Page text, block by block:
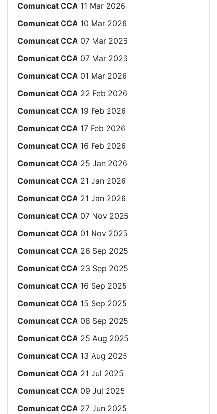
Comunicat CCA 11 Mar 2026
Comunicat CCA 10 Mar 2026
Comunicat CCA 07 Mar 2026
Comunicat CCA 07 Mar 2026
Comunicat CCA 01 Mar 2026
Comunicat CCA 22 Feb 2026
Comunicat CCA 19 Feb 2026
Comunicat CCA 17 Feb 2026
Comunicat CCA 16 Feb 2026
Comunicat CCA 25 Jan 2026
Comunicat CCA 21 Jan 2026
Comunicat CCA 21 Jan 2026
Comunicat CCA 07 Nov 2025
Comunicat CCA 01 Nov 2025
Comunicat CCA 26 Sep 2025
Comunicat CCA 23 Sep 2025
Comunicat CCA 16 Sep 2025
Comunicat CCA 15 Sep 2025
Comunicat CCA 08 Sep 2025
Comunicat CCA 25 Aug 2025
Comunicat CCA 13 Aug 2025
Comunicat CCA 21 Jul 2025
Comunicat CCA 09 Jul 2025
Comunicat CCA 27 Jun 2025